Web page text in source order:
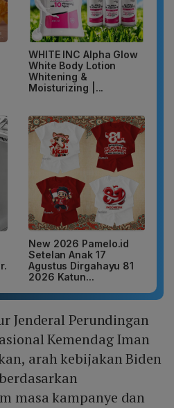
WHITE INC Alpha Glow
White Body Lotion
Whitening &
Moisturizing |...
New 2026 Pamelo.id
Setelan Anak 17
Agustus Dirgahayu 81
2026 Katun...
Jenderal Perundingan
Kemendag Iman
arah kebijakan Biden
masa kampanye dan